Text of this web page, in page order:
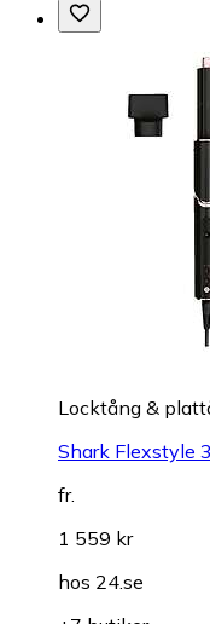
Locktång &
Shark Flexstyle
fr.
1 559 kr
hos 24.se